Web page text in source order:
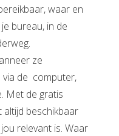
waar en
bureau, in de
ze
via de computer,
Met de gratis
altijd beschikbaar
relevant is. Waar